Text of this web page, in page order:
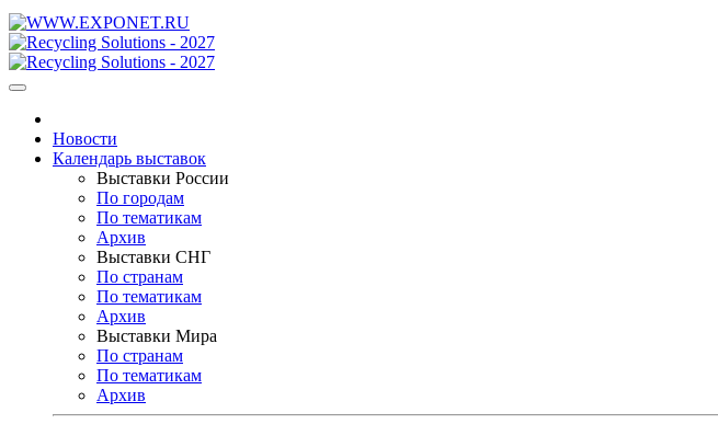
Новости
Календарь выставок
Выставки России
По городам
По тематикам
Архив
Выставки СНГ
По странам
По тематикам
Архив
Выставки Мира
По странам
По тематикам
Архив